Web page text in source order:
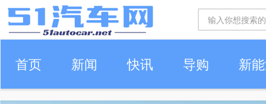
首页 新闻 快讯 导购 新